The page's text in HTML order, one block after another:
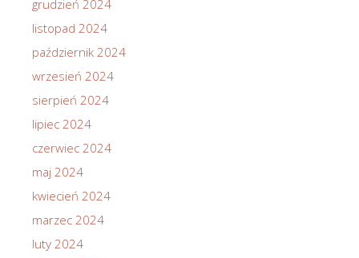
grudzień 2024
listopad 2024
październik 2024
wrzesień 2024
sierpień 2024
lipiec 2024
czerwiec 2024
maj 2024
kwiecień 2024
marzec 2024
luty 2024